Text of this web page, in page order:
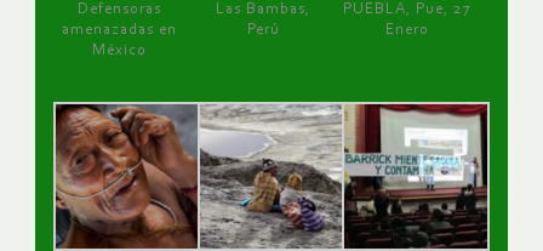
Defensoras
amenazadas en
México
Las Bambas,
Perú
PUEBLA, Pue, 27
Enero